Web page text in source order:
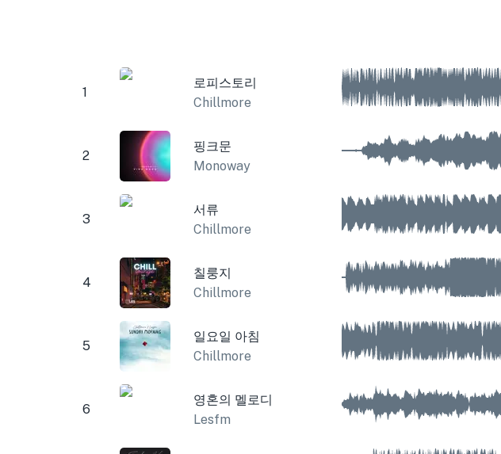
1
로피스토리
Chillmore
2
핑크문
Monoway
3
서류
Chillmore
4
칠룽지
Chillmore
5
일요일 아침
Chillmore
6
영혼의 멜로디
Lesfm